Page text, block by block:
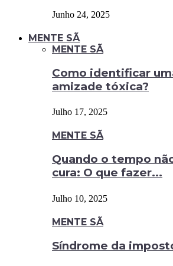
Junho 24, 2025
MENTE SÃ
MENTE SÃ
Como identificar
amizade tóxica?
Julho 17, 2025
MENTE SÃ
Quando o tempo
cura: O que fazer...
Julho 10, 2025
MENTE SÃ
Síndrome da